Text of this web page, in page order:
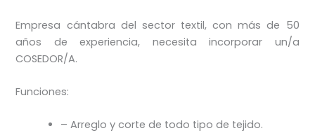
Empresa cántabra del sector textil, con más de 50
años de experiencia, necesita incorporar un/a
COSEDOR/A.
Funciones:
– Arreglo y corte de todo tipo de tejido.